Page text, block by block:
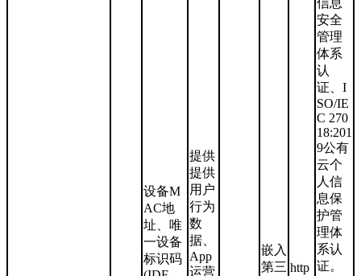
设备M
AC地
址、唯
一设备
标识码
提供
提供
用户
行为
数
据、
App
运营
嵌入
第三 http
信息
安全
管理
体系
认
证、I
SO/IE
C 270
18:201
9公有
云个
人信
息保
护管
理体
系认
证。